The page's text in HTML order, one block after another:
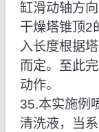
缸滑动轴方
干燥塔锥顶2
入长度根据
而定。至此
动作。
35.本实施例
清洗液，当